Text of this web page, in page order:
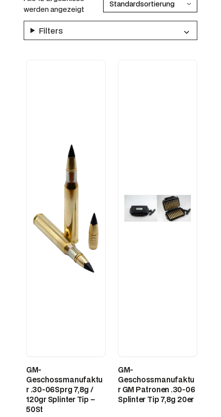
werden angezeigt
Filters
GM-
Geschossmanufaktu
r .30-06Sprg 7,8g /
120gr Splinter Tip –
50St
GM-
Geschossmanufaktu
r GM Patronen .30-06
Splinter Tip 7,8g 20er